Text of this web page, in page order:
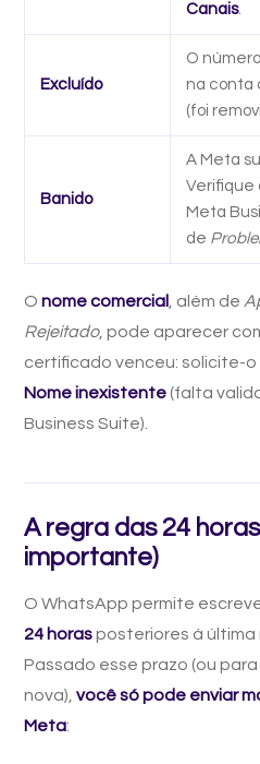
Canais.
Excluído
O
na conta
(foi
Banido
A Meta
Verifique
Meta
de
O nome comercial , além de
Rejeitado, pode aparecer
certificado venceu: solicite-
Nome inexistente(falta
Business Suite).
A regra das 24
importante)
O WhatsApp permite
24 horasposteriores à última
Passado esse prazo (ou
nova), você só pode enviar
Meta: